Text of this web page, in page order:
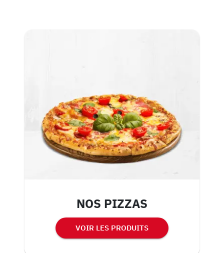
NOS PIZZAS
VOIR LES PRODUITS